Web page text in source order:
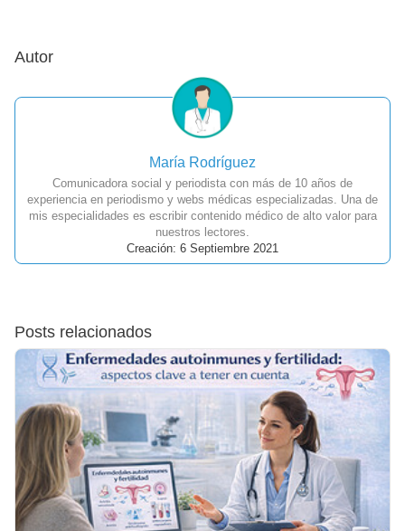
Autor
María Rodríguez
Comunicadora social y periodista con más de 10 años de
experiencia en periodismo y webs médicas especializadas. Una de
mis especialidades es escribir contenido médico de alto valor para
nuestros lectores.
Creación: 6 Septiembre 2021
Posts relacionados